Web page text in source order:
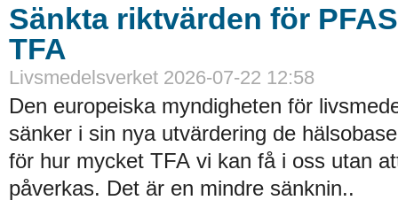
Sänkta riktvärden för
TFA
Livsmedelsverket 2026-07-22 12:58
Den europeiska myndigheten för
sänker i sin nya utvärdering de
för hur mycket TFA vi kan få i oss utan
påverkas. Det är en mindre sänknin..